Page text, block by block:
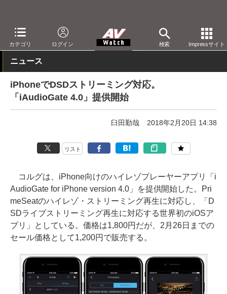
カテゴリ ログイン 検索 Impressサイト
AV Watch 製品 アプリ/ソフトウェア
ニュース
iPhoneでDSDストリーミング対応。
「iAudioGate 4.0」提供開始
臼田勤哉 2018年2月20日 14:38
リスト
コルグは、iPhone向けのハイレゾプレーヤーアプリ「i
AudioGate for iPhone version 4.0」を提供開始した。Pri
meSeatのハイレゾ・ストリーミング再生に対応し、「D
SDライブストリーミング再生に対応する世界初のiOSア
プリ」としている。価格は1,800円だが、2月26日までの
セール価格として1,200円で販売する。